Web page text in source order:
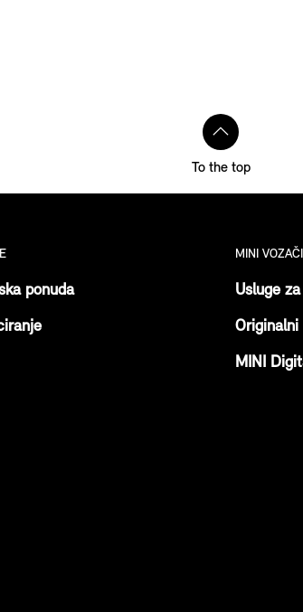
To the top
ponuda
MINI VOZAČI
Usluge
Originalni
MINI